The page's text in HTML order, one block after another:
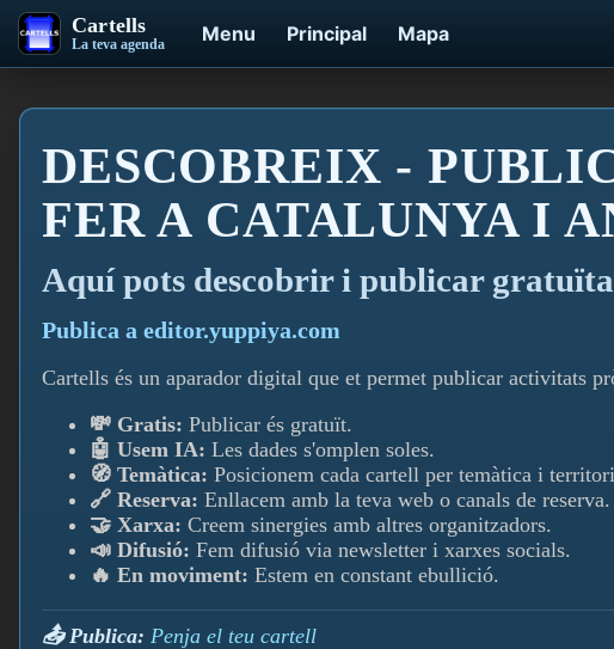
Cartells
La teva agenda Menu Principal Mapa
DESCOBREIX -
FER A CATALUNYA I
Aquí­ pots descobrir i publicar
Publica a editor.yuppiya.com
Cartells és un aparador digital que et permet publicar activitats
💸 Gratis: Publicar és gratuït.
🤖 Usem IA: Les dades s'omplen soles.
🧭 Temàtica: Posicionem cada cartell per temàtica i
🔗 Reserva: Enllacem amb la teva web o canals de reserva.
🤝 Xarxa: Creem sinergies amb altres organitzadors.
📣 Difusió: Fem difusió via newsletter i xarxes socials.
🔥 En moviment: Estem en constant ebullició.
📤 Publica: Penja el teu cartell